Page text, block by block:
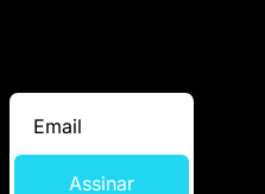
Assinar